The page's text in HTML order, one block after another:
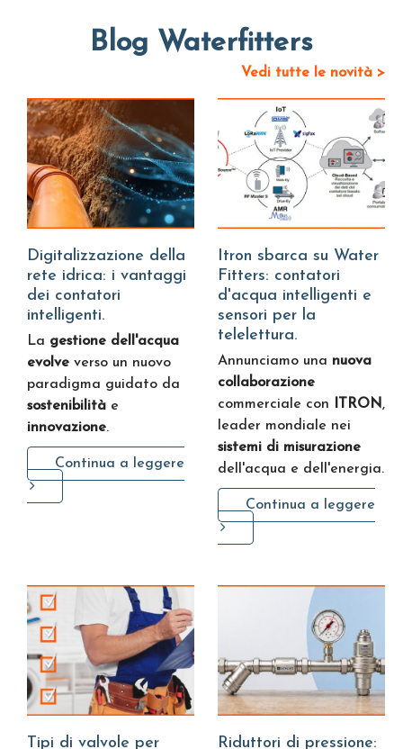
Blog Waterfitters
Vedi tutte le novità >
Digitalizzazione della
rete idrica: i vantaggi
dei contatori
intelligenti.
La gestione dell'acqua
evolve verso un nuovo
paradigma guidato da
sostenibilità e
innovazione.
Continua a leggere
Itron sbarca su Water
Fitters: contatori
d'acqua intelligenti e
sensori per la
telelettura.
Annunciamo una nuova
collaborazione
commerciale con ITRON,
leader mondiale nei
sistemi di misurazione
dell'acqua e dell'energia.
Continua a leggere
Tipi di valvole per
Riduttori di pressione: